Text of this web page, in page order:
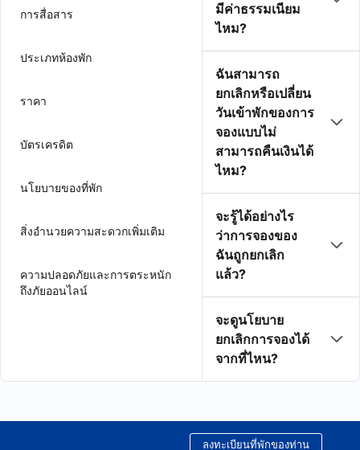
การสื่อสาร
ประเภทห้องพัก
ราคา
บัตรเครดิต
นโยบายของที่พัก
สิ่งอำนวยความสะดวกเพิ่มเติม
ความปลอดภัยและการตระหนัก
ถึงภัยออนไลน์
มีค่าธรรมเนียม
ไหม?
ฉันสามารถ
ยกเลิกหรือเปลี่ยน
วันเข้าพักของการ
จองแบบไม่
สามารถคืนเงินได้
ไหม?
จะรู้ได้อย่างไร
ว่าการจองของ
ฉันถูกยกเลิก
แล้ว?
จะดูนโยบาย
ยกเลิกการจองได้
จากที่ไหน?
ลงทะเบียนที่พักของท่าน